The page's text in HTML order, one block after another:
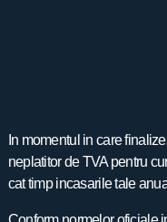
In momentul in care
neplatitor de TVA pentru
cat timp incasarile tale